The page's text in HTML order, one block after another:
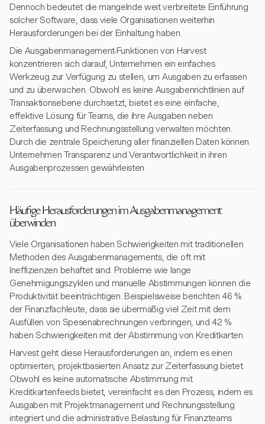
Dennoch bedeutet die mangelnde weit verbreitete Einführung
solcher Software, dass viele Organisationen weiterhin
Herausforderungen bei der Einhaltung haben.
Die Ausgabenmanagement-Funktionen von Harvest
konzentrieren sich darauf, Unternehmen ein einfaches
Werkzeug zur Verfügung zu stellen, um Ausgaben zu erfassen
und zu überwachen. Obwohl es keine Ausgabenrichtlinien auf
Transaktionsebene durchsetzt, bietet es eine einfache,
effektive Lösung für Teams, die ihre Ausgaben neben
Zeiterfassung und Rechnungsstellung verwalten möchten.
Durch die zentrale Speicherung aller finanziellen Daten können
Unternehmen Transparenz und Verantwortlichkeit in ihren
Ausgabenprozessen gewährleisten.
Häufige Herausforderungen im Ausgabenmanagement
überwinden
Viele Organisationen haben Schwierigkeiten mit traditionellen
Methoden des Ausgabenmanagements, die oft mit
Ineffizienzen behaftet sind. Probleme wie lange
Genehmigungszyklen und manuelle Abstimmungen können die
Produktivität beeinträchtigen. Beispielsweise berichten 46 %
der Finanzfachleute, dass sie übermäßig viel Zeit mit dem
Ausfüllen von Spesenabrechnungen verbringen, und 42 %
haben Schwierigkeiten mit der Abstimmung von Kreditkarten.
Harvest geht diese Herausforderungen an, indem es einen
optimierten, projektbasierten Ansatz zur Zeiterfassung bietet.
Obwohl es keine automatische Abstimmung mit
Kreditkartenfeeds bietet, vereinfacht es den Prozess, indem es
Ausgaben mit Projektmanagement und Rechnungsstellung
integriert und die administrative Belastung für Finanzteams